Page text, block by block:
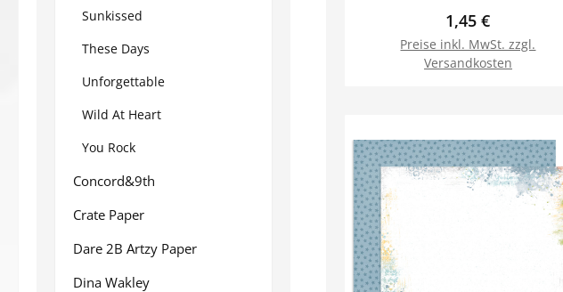
Sunkissed
These Days
Unforgettable
Wild At Heart
You Rock
Concord&9th
Crate Paper
Dare 2B Artzy Paper
Dina Wakley
Regulärer Preis:
1,45 €
Preise inkl. MwSt. zzgl.
Versandkosten